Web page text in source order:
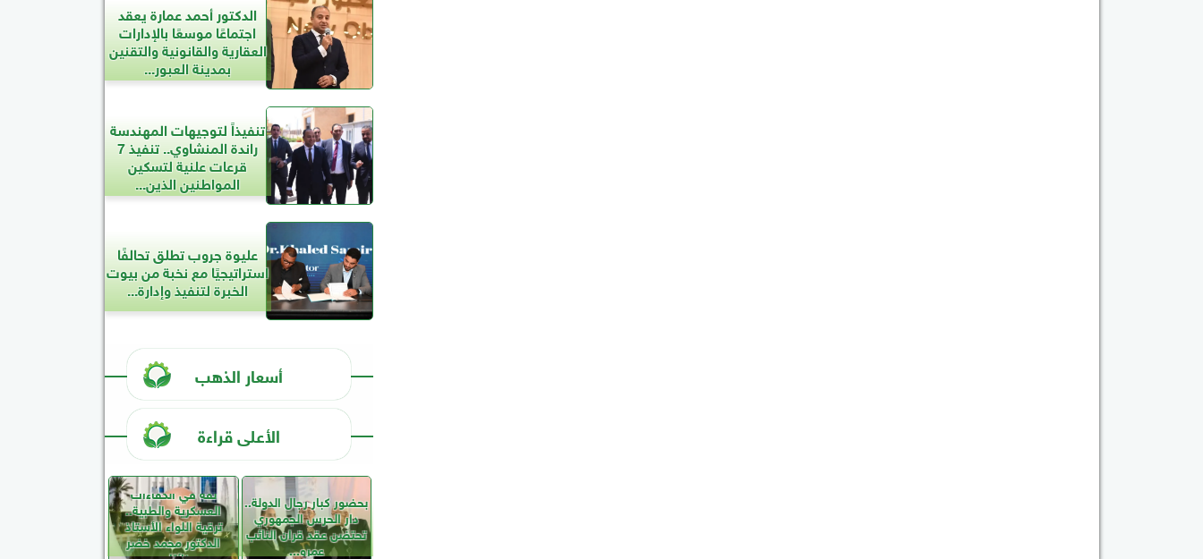
الدكتور أحمد عمارة يعقد
اجتماعًا موسعًا بالإدارات
العقارية والقانونية والتقنين
بمدينة العبور...
تنفيذاً لتوجيهات المهندسة
راندة المنشاوي.. تنفيذ 7
قرعات علنية لتسكين
المواطنين الذين...
عليوة جروب تطلق تحالفًا
استراتيجيًا مع نخبة من بيوت
الخبرة لتنفيذ وإدارة...
أسعار الذهب
الأعلى قراءة
بحضور كبار رجال الدولة..
دار الحرس الجمهوري
تحتضن عقد قران النائب
عمرو...
ثقة في الكفاءات
العسكرية والطبية..
ترقية اللواء الأستاذ
الدكتور محمد خضر